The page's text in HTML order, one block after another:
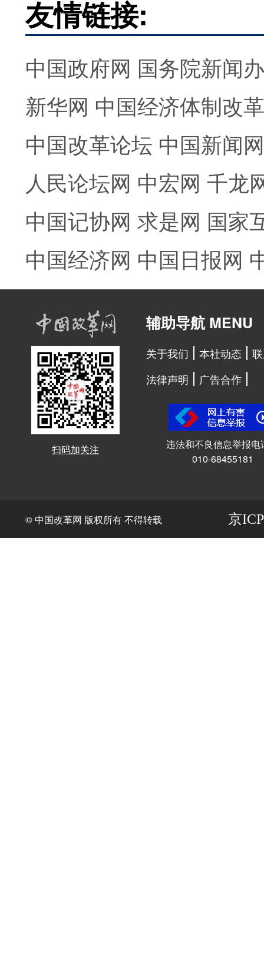
友情链接:
中国政府网 国务院新闻
新华网 中国经济体制改
中国改革论坛 中国新闻网
人民论坛网 中宏网 千龙
中国记协网 求是网 国家
中国经济网 中国日报网
扫码加关注
辅助导航 MENU
关于我们 本社动态
法律声明
广告合作
违法和不良信息举报电
010-68455181
© 中国改革网 版权所有 不得转载 京